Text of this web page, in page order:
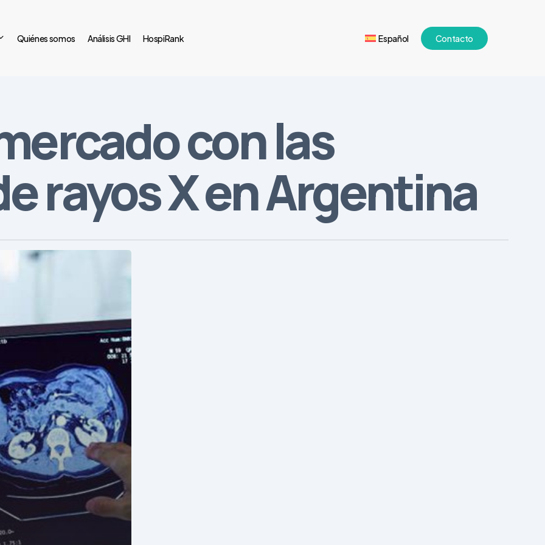
Quiénes somos Análisis GHI HospiRank Español Contacto
con las
rayos X en Argentina